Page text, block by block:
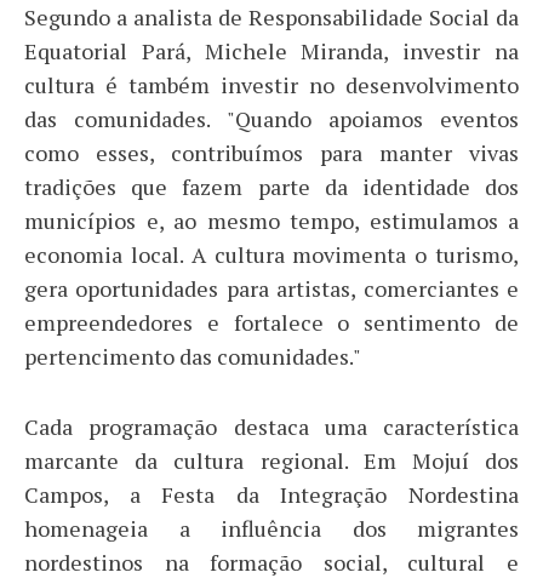
Segundo a analista de Responsabilidade Social da
Equatorial Pará, Michele Miranda, investir na
cultura é também investir no desenvolvimento
das comunidades. "Quando apoiamos eventos
como esses, contribuímos para manter vivas
tradições que fazem parte da identidade dos
municípios e, ao mesmo tempo, estimulamos a
economia local. A cultura movimenta o turismo,
gera oportunidades para artistas, comerciantes e
empreendedores e fortalece o sentimento de
pertencimento das comunidades."
Cada programação destaca uma característica
marcante da cultura regional. Em Mojuí dos
Campos, a Festa da Integração Nordestina
homenageia a influência dos migrantes
nordestinos na formação social, cultural e